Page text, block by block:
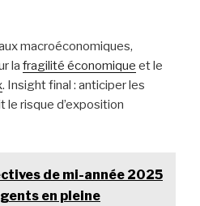
macroéconomiques,
la fragilité économique et le
. Insight final : anticiper les
risque d’exposition
de mi-année 2025
en pleine